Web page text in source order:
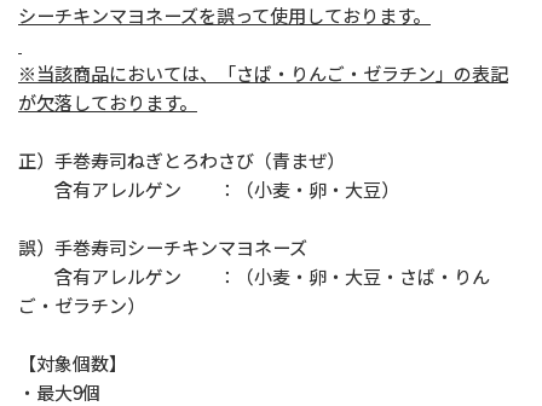
シーチキンマヨネーズを誤って使用しております。
※当該商品においては、「さば・りんご・ゼラチン」の表記
が欠落しております。
正）手巻寿司ねぎとろわさび（青まぜ）
含有アレルゲン ：（小麦・卵・大豆）
誤）手巻寿司シーチキンマヨネーズ
含有アレルゲン ：（小麦・卵・大豆・さば・りん
ご・ゼラチン）
【対象個数】
・最大9個